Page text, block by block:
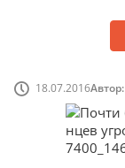
18.07.2016Автор: